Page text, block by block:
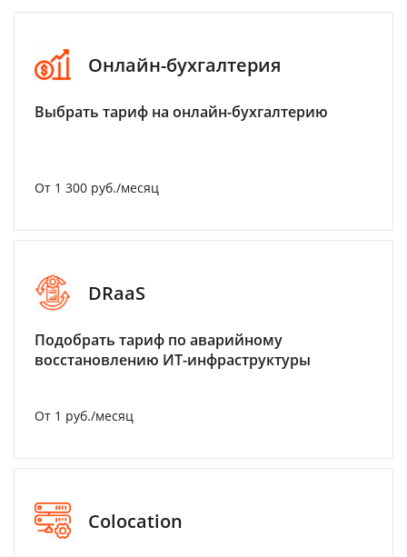
Онлайн-бухгалтерия
Выбрать тариф на онлайн-бухгалтерию
От 1 300 руб./месяц
DRaaS
Подобрать тариф по аварийному
восстановлению ИТ-инфраструктуры
От 1 руб./месяц
Colocation